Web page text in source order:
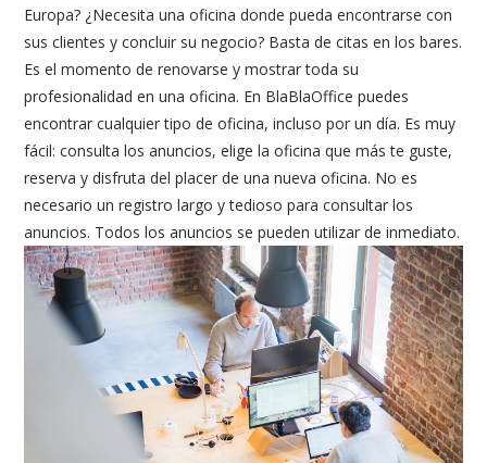
Europa? ¿Necesita una oficina donde pueda encontrarse con
sus clientes y concluir su negocio? Basta de citas en los bares.
Es el momento de renovarse y mostrar toda su
profesionalidad en una oficina. En BlaBlaOffice puedes
encontrar cualquier tipo de oficina, incluso por un día. Es muy
fácil: consulta los anuncios, elige la oficina que más te guste,
reserva y disfruta del placer de una nueva oficina. No es
necesario un registro largo y tedioso para consultar los
anuncios. Todos los anuncios se pueden utilizar de inmediato.